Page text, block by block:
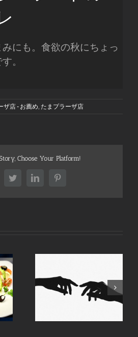
にも。食欲の秋にちょっ
。
ザ店 - お薦め たまプラーザ店
Choose Your Platform!
TwitterLinkedInPinterest
祝日